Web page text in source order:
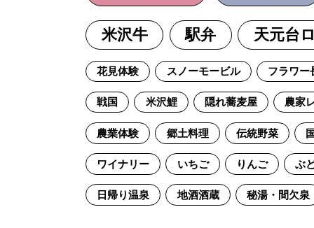
米沢牛 駅弁 天元台
花見体験 スノーモービル フラワー
戦国 米沢鯉 隠れ蕎麦屋 農家
農業体験 郷土料理 伝統野菜
ワイナリー いちご りんご ぶ
日帰り温泉 地酒酒蔵 秘湯・間欠泉